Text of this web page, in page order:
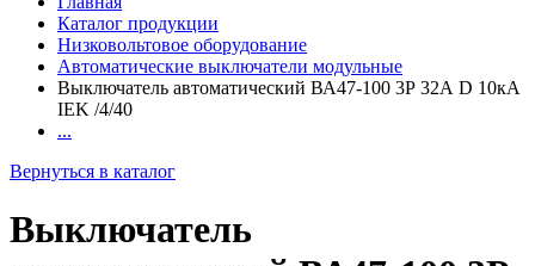
Каталог продукции
Низковольтовое оборудование
Автоматические выключатели модульные
Выключатель автоматический ВА47-100 3Р 32А D 10кА
IEK /4/40
...
Вернуться в каталог
Выключатель